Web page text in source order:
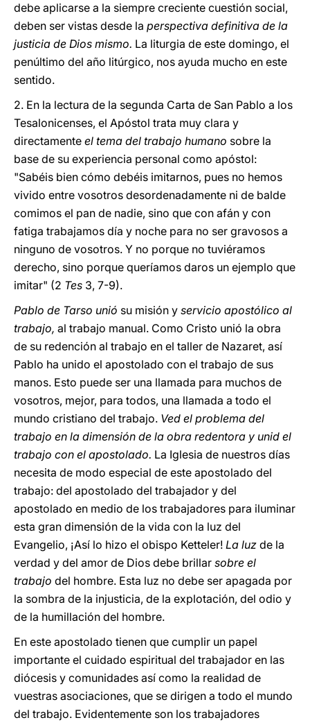
debe aplicarse a la siempre creciente cuestión social,
deben ser vistas desde la perspectiva definitiva de la
justicia de Dios mismo. La liturgia de este domingo, el
penúltimo del año litúrgico, nos ayuda mucho en este
sentido.
2. En la lectura de la segunda Carta de San Pablo a los
Tesalonicenses, el Apóstol trata muy clara y
directamente el tema del trabajo humano sobre la
base de su experiencia personal como apóstol:
"Sabéis bien cómo debéis imitarnos, pues no hemos
vivido entre vosotros desordenadamente ni de balde
comimos el pan de nadie, sino que con afán y con
fatiga trabajamos día y noche para no ser gravosos a
ninguno de vosotros. Y no porque no tuviéramos
derecho, sino porque queríamos daros un ejemplo que
imitar" (2 Tes 3, 7-9).
Pablo de Tarso unió su misión y servicio apostólico al
trabajo, al trabajo manual. Como Cristo unió la obra
de su redención al trabajo en el taller de Nazaret, así
Pablo ha unido el apostolado con el trabajo de sus
manos. Esto puede ser una llamada para muchos de
vosotros, mejor, para todos, una llamada a todo el
mundo cristiano del trabajo. Ved el problema del
trabajo en la dimensión de la obra redentora y unid el
trabajo con el apostolado. La Iglesia de nuestros días
necesita de modo especial de este apostolado del
trabajo: del apostolado del trabajador y del
apostolado en medio de los trabajadores para iluminar
esta gran dimensión de la vida con la luz del
Evangelio, ¡Así lo hizo el obispo Ketteler! La luz de la
verdad y del amor de Dios debe brillar sobre el
trabajo del hombre. Esta luz no debe ser apagada por
la sombra de la injusticia, de la explotación, del odio y
de la humillación del hombre.
En este apostolado tienen que cumplir un papel
importante el cuidado espiritual del trabajador en las
diócesis y comunidades así como la realidad de
vuestras asociaciones, que se dirigen a todo el mundo
del trabajo. Evidentemente son los trabajadores